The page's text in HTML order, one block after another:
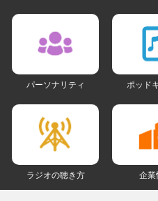
パーソナリティ ポッド
ラジオの聴き方 企業